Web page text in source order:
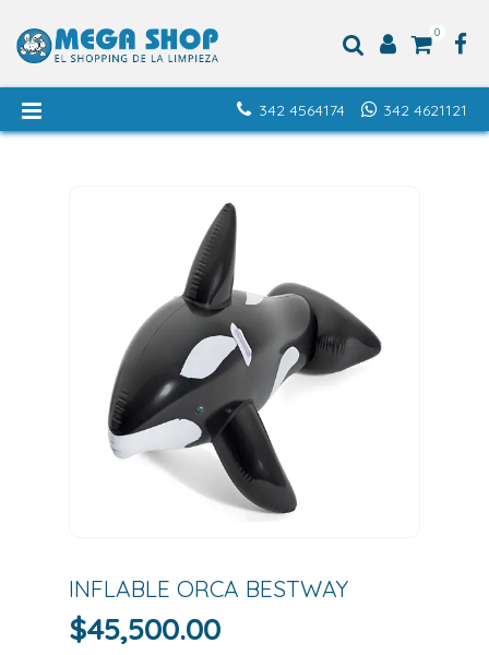
0
342 4621121
342 4564174
INFLABLE ORCA BESTWAY
$45,500.00